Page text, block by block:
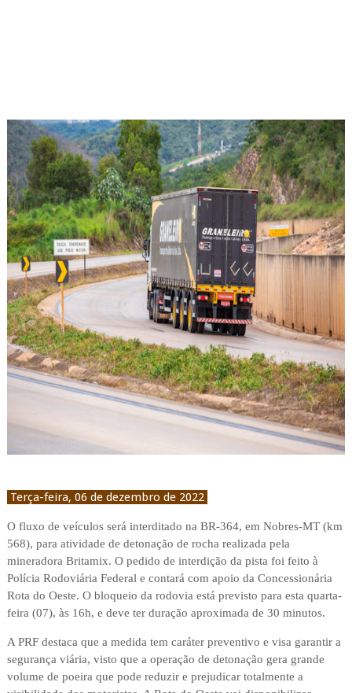
Terça-feira, 06 de dezembro de 2022
O fluxo de veículos será interditado na BR-364, em Nobres-MT (km
568), para atividade de detonação de rocha realizada pela
mineradora Britamix. O pedido de interdição da pista foi feito à
Polícia Rodoviária Federal e contará com apoio da Concessionária
Rota do Oeste. O bloqueio da rodovia está previsto para esta quarta-
feira (07), às 16h, e deve ter duração aproximada de 30 minutos.
A PRF destaca que a medida tem caráter preventivo e visa garantir a
segurança viária, visto que a operação de detonação gera grande
volume de poeira que pode reduzir e prejudicar totalmente a